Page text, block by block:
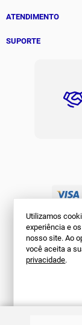
Utilizamos
experiência e
nosso site. Ao
você aceita a
privacidade.
que acontece na
(11) 94311-8416
E-mail
Horário de
Fale Conosco
Institucional e
Regulamento Joma